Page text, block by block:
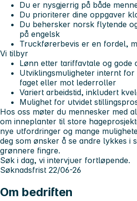
Du er nysgjerrig på både
Du prioriterer dine oppgaver
Du behersker norsk flytende
på engelsk
Truckførerbevis er en fordel,
Vi tilbyr
Lønn etter tariffavtale og gode
Utviklingsmuligheter internt for
faget eller mot lederroller
Variert arbeidstid, inkludert
Mulighet for utvidet
Hos oss møter du mennesker med
om inneplanter til store
nye utfordringer og mange
deg som ønsker å se andre lykkes i
grønnere fingre.
Søk i dag, vi intervjuer fortløpende.
Søknadsfrist 22/06-26
Om bedriften